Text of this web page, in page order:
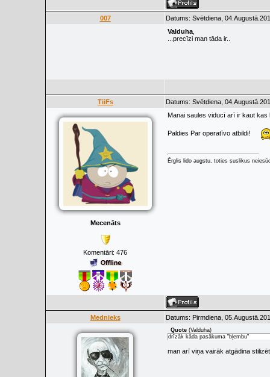
007
Datums: Svētdiena,
Valduha
...precīzi man tāda ir..
TiiFs Datums: Svētdiena,
Mecenāts
Komentāri: 476
Manai saules viducī arī ir kaut
Paldies Par operatīvo atbildi!
Ērglis lido augstu, toties suslikus
Mednieks Datums: Pirmdiena,
Quote (Valduha)
drīzāk kāda pasākuma "bļembu"
man arī viņa vairāk atgādina